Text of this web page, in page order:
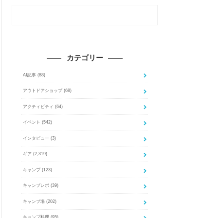
カテゴリー
AI記事 (88)
アウトドアショップ (68)
アクティビティ (64)
イベント (542)
インタビュー (3)
ギア (2,319)
キャンプ (123)
キャンプレポ (39)
キャンプ場 (202)